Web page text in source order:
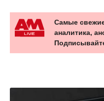
Самые
аналитика,